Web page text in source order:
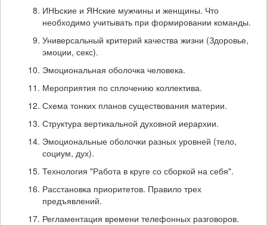
ИНЬские и ЯНские мужчины и женщины. Что
необходимо учитывать при формировании команды.
Универсальный критерий качества жизни (Здоровье,
эмоции, секс).
Эмоциональная оболочка человека.
Мероприятия по сплочению коллектива.
Схема тонких планов существования материи.
Структура вертикальной духовной иерархии.
Эмоциональные оболочки разных уровней (тело,
социум, дух).
Технология "Работа в круге со сборкой на себя".
Расстановка приоритетов. Правило трех
предъявлений.
Регламентация времени телефонных разговоров.